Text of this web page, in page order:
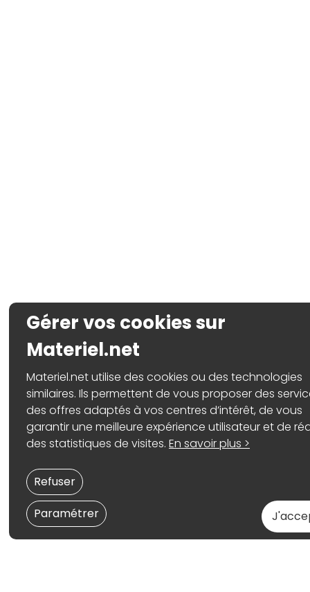
Gérer vos cookies sur
Materiel.net
Materiel.net utilise des cookies ou des technologies
similaires. Ils permettent de vous proposer des
des offres adaptés à vos centres d’intérêt, de vous
garantir une meilleure expérience utilisateur et de
des statistiques de visites.En savoir plus >
Paramétrer
Refuser